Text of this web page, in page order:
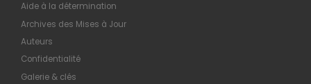
Aide à la détermination
Archives des Mises à Jour
Auteurs
Confidentialité
Galerie & clés